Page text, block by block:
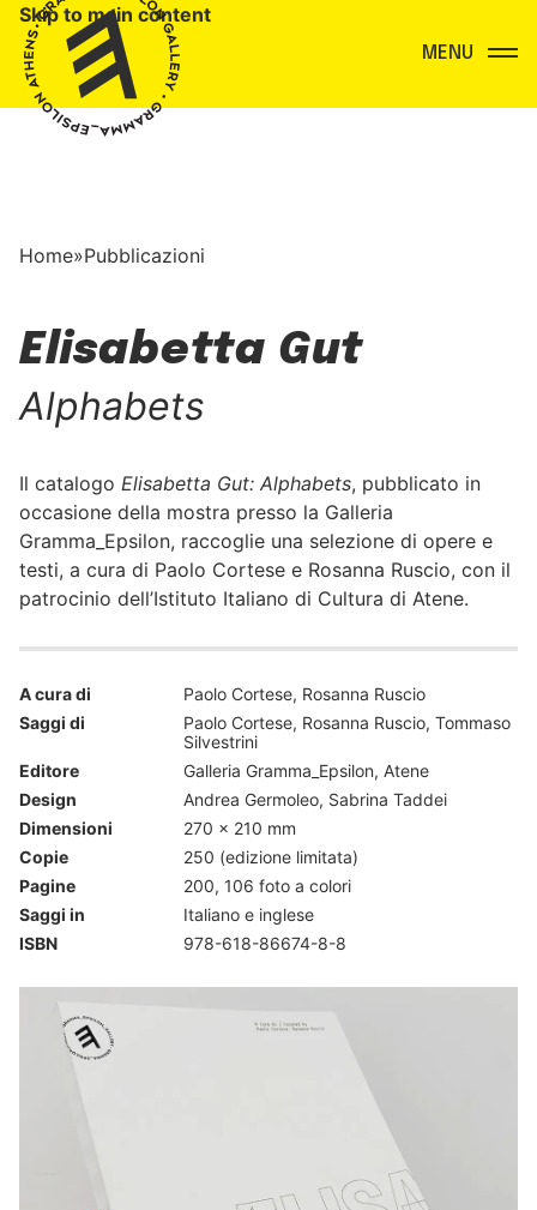
Skip to main content
Home»Pubblicazioni
Elisabetta Gut
Alphabets
Il catalogo Elisabetta Gut: Alphabets, pubblicato in
occasione della mostra presso la Galleria
Gramma_Epsilon, raccoglie una selezione di opere e
testi, a cura di Paolo Cortese e Rosanna Ruscio, con il
patrocinio dell’Istituto Italiano di Cultura di Atene.
A cura di
Paolo Cortese, Rosanna Ruscio
Saggi di
Paolo Cortese, Rosanna Ruscio, Tommaso
Silvestrini
Editore
Galleria Gramma_Epsilon, Atene
Design
Andrea Germoleo, Sabrina Taddei
Dimensioni
270 x 210 mm
Copie
250 (edizione limitata)
Pagine
200, 106 foto a colori
Saggi in
Italiano e inglese
ISBN
978-618-86674-8-8